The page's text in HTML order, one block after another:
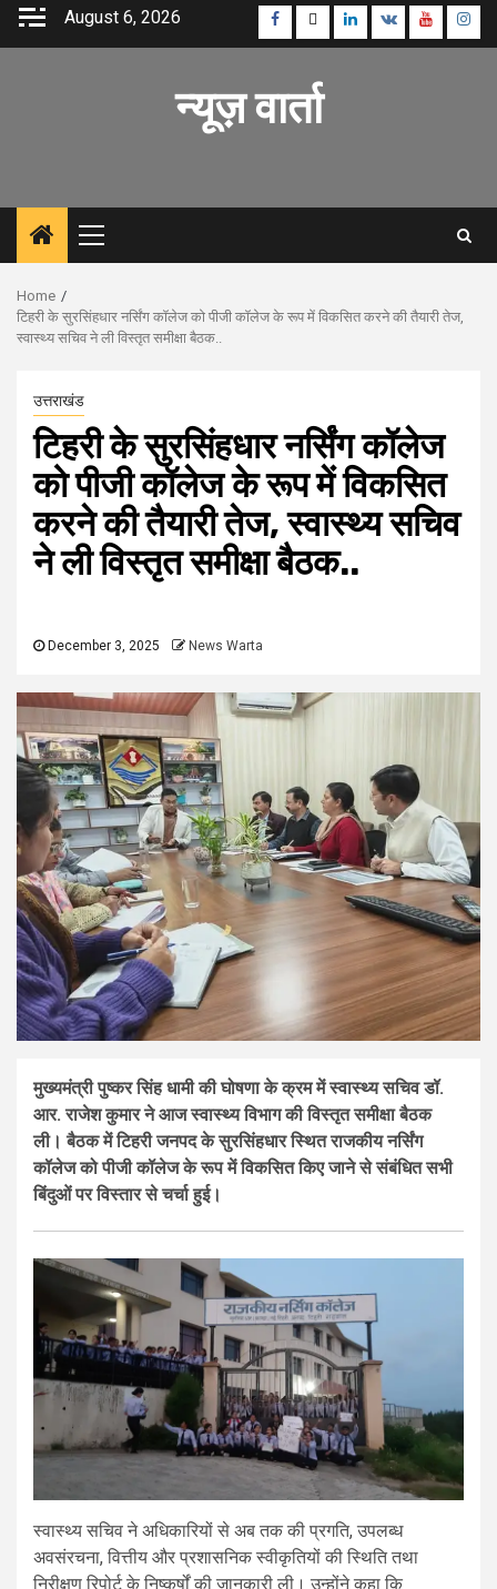
Skip
August 6, 2026 Facebook
TwitterLinkedin
VK Youtube
न्यूज़ वार्ता
Primary
Menu
Home
टिहरी के सुरसिंहधार नर्सिंग कॉलेज को पीजी कॉलेज के रूप में विकसित करने की तैयारी तेज,
स्वास्थ्य सचिव ने ली विस्तृत समीक्षा बैठक..
उत्तराखंड
टिहरी के सुरसिंहधार नर्सिंग कॉलेज
को पीजी कॉलेज के रूप में विकसित
करने की तैयारी तेज, स्वास्थ्य सचिव
ने ली विस्तृत समीक्षा बैठक..
December 3, 2025 News Warta
मुख्यमंत्री पुष्कर सिंह धामी की घोषणा के क्रम में स्वास्थ्य सचिव डॉ.
आर. राजेश कुमार ने आज स्वास्थ्य विभाग की विस्तृत समीक्षा बैठक
ली। बैठक में टिहरी जनपद के सुरसिंहधार स्थित राजकीय नर्सिंग
कॉलेज को पीजी कॉलेज के रूप में विकसित किए जाने से संबंधित सभी
बिंदुओं पर विस्तार से चर्चा हुई।
स्वास्थ्य सचिव ने अधिकारियों से अब तक की प्रगति, उपलब्ध
अवसंरचना, वित्तीय और प्रशासनिक स्वीकृतियों की स्थिति तथा
निरीक्षण रिपोर्ट के निष्कर्षों की जानकारी ली। उन्होंने कहा कि